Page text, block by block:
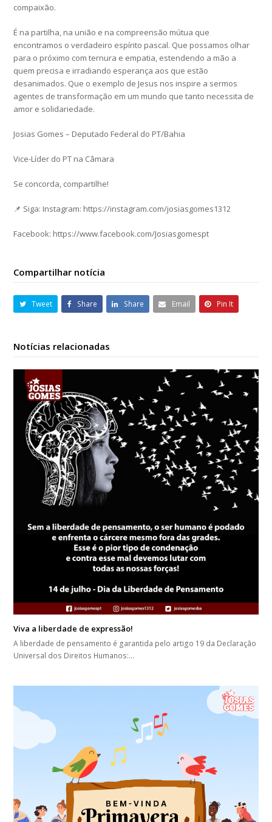
compaixão.
É na partilha, na união e na compreensão mútua que
encontramos o verdadeiro espírito pascal. Que possamos olhar
para o próximo com ternura e empatia, estendendo a mão a
quem precisa e irradiando esperança aos que estão
desanimados. Que o exemplo de Jesus nos inspire a sermos
agentes de transformação em um mundo que tanto necessita de
amor e solidariedade.
Josias Gomes – Deputado Federal do PT/Bahia
Vice-Líder do PT na Câmara
Se concorda, compartilhe!
📌 Siga: Instagram: https://instagram.com/josiasgomes1312
Facebook: https://www.facebook.com/Josiasgomespt
Compartilhar notícia
Tweet Share Share Email Pin It
Notícias relacionadas
Viva a liberdade de expressão!
A liberdade de pensamento é garantida pelo artigo 19 da Declaração
Universal dos Direitos Humanos:…